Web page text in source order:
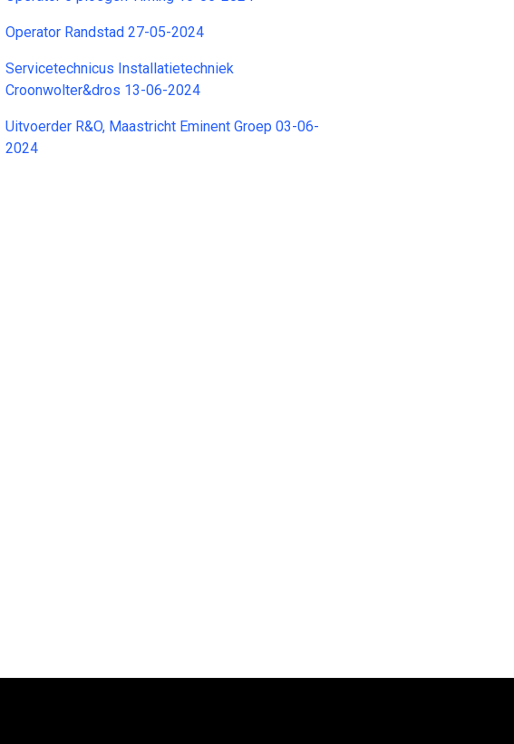
Operator Randstad 27-05-2024
Servicetechnicus Installatietechniek
Croonwolter&dros 13-06-2024
Uitvoerder R&O, Maastricht Eminent Groep 03-06-
2024